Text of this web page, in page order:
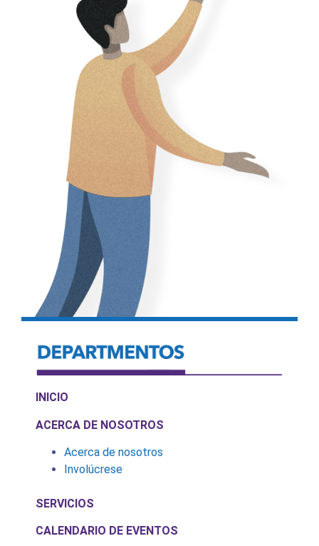
INICIO
ACERCA DE NOSOTROS
Acerca de nosotros
Involúcrese
SERVICIOS
CALENDARIO DE EVENTOS